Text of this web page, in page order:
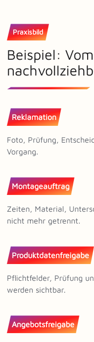
Praxisbild
Beispiel:
Reklamation
Foto, Prüfung,
Vorgang.
Montageauftrag
Zeiten, Material,
nicht mehr getrennt.
Produktdatenfreigabe
Pflichtfelder, Prüfung
werden sichtbar.
Angebotsfreigabe